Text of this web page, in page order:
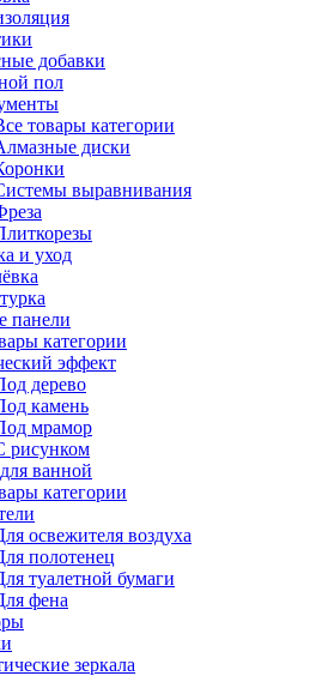
добавки
пол
товары категории
диски
выравнивания
и уход
панели
категории
эффект
дерево
камень
мрамор
рисунком
ванной
категории
освежителя воздуха
полотенец
туалетной бумаги
фена
зеркала